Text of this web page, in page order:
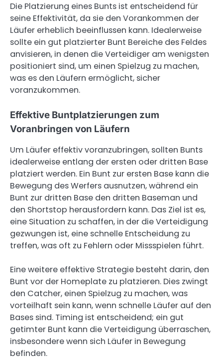
Die Platzierung eines Bunts ist entscheidend für
seine Effektivität, da sie den Vorankommen der
Läufer erheblich beeinflussen kann. Idealerweise
sollte ein gut platzierter Bunt Bereiche des Feldes
anvisieren, in denen die Verteidiger am wenigsten
positioniert sind, um einen Spielzug zu machen,
was es den Läufern ermöglicht, sicher
voranzukommen.
Effektive Buntplatzierungen zum
Voranbringen von Läufern
Um Läufer effektiv voranzubringen, sollten Bunts
idealerweise entlang der ersten oder dritten Base
platziert werden. Ein Bunt zur ersten Base kann die
Bewegung des Werfers ausnutzen, während ein
Bunt zur dritten Base den dritten Baseman und
den Shortstop herausfordern kann. Das Ziel ist es,
eine Situation zu schaffen, in der die Verteidigung
gezwungen ist, eine schnelle Entscheidung zu
treffen, was oft zu Fehlern oder Missspielen führt.
Eine weitere effektive Strategie besteht darin, den
Bunt vor der Homeplate zu platzieren. Dies zwingt
den Catcher, einen Spielzug zu machen, was
vorteilhaft sein kann, wenn schnelle Läufer auf den
Bases sind. Timing ist entscheidend; ein gut
getimter Bunt kann die Verteidigung überraschen,
insbesondere wenn sich Läufer in Bewegung
befinden.